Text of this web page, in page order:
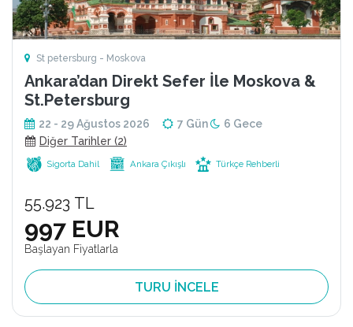
St petersburg - Moskova
Ankara’dan Direkt Sefer İle Moskova &
St.Petersburg
22 - 29 Ağustos 2026 7 Gün
6 Gece
Diğer Tarihler (2)
Sigorta Dahil Ankara Çıkışlı Türkçe Rehberli
55.923 TL
997 EUR
Başlayan Fiyatlarla
TURU İNCELE